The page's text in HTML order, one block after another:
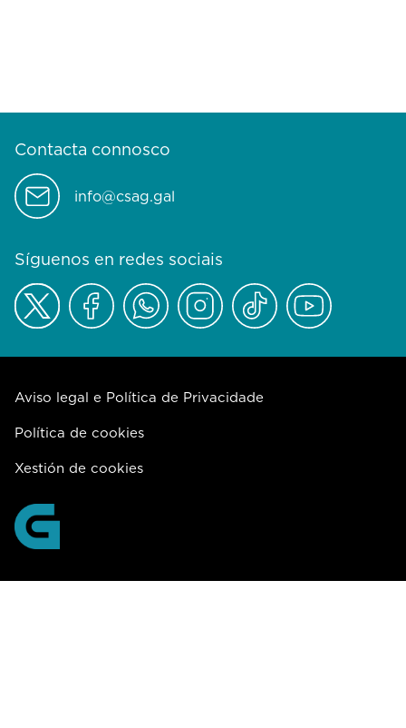
Contacta connosco
info@csag.gal
Síguenos en redes sociais
Aviso legal e Política de Privacidade
Política de cookies
Xestión de cookies